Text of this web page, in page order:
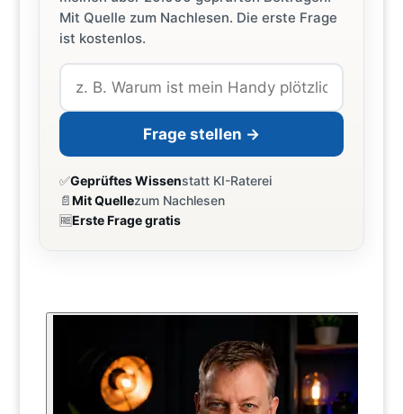
Mit Quelle zum Nachlesen. Die erste Frage
ist kostenlos.
Frage stellen →
✅Geprüftes Wissenstatt KI-Raterei
📄Mit Quellezum Nachlesen
🆓Erste Frage gratis